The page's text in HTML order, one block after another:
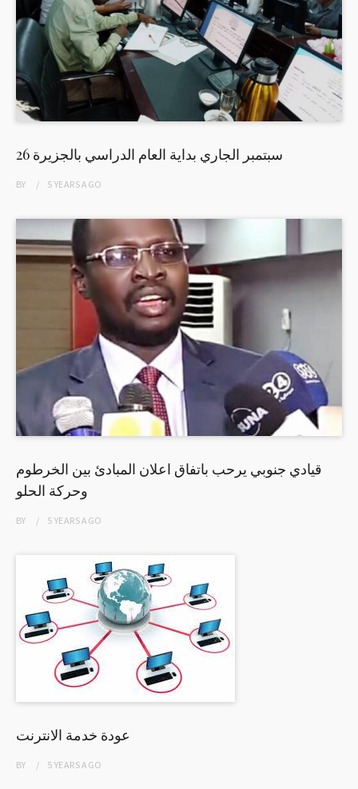
26 سبتمبر الجاري بداية العام الدراسي بالجزيرة
BY 5 YEARSAGO
قيادي جنوبي يرحب باتفاق اعلان المبادئ بين الخرطوم
وحركة الحلو
BY 5 YEARSAGO
عودة خدمة الانترنت
BY 5 YEARSAGO